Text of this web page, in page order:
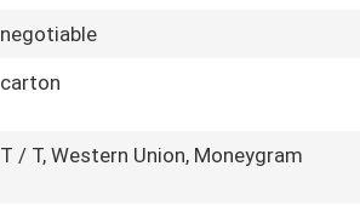
negotiable
carton
T / T, Western Union, Moneygram